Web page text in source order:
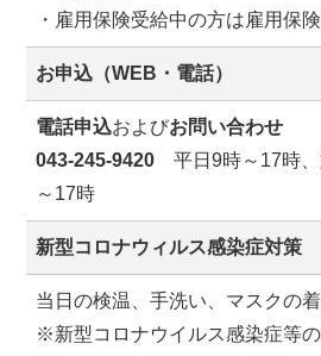
・雇用保険受給中の方は雇用保
お申込（WEB・電話）
電話申込およびお問い合わせ
043-245-9420 平日9時～17時、
～17時
新型コロナウィルス感染症対策
当日の検温、手洗い、マスクの
※新型コロナウイルス感染症等